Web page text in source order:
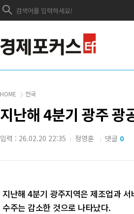
HOME 전국
지난해 4분기 광주
입력 : 26.02.20 22:35 | 정영훈 | 댓글 0
지난해 4분기 광주지역은 제조업과
수주는 감소한 것으로 나타났다.